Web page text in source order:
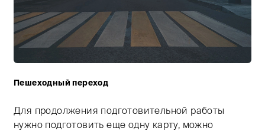
Тифлокомментарий: цветная фотография
Пешеходный переход
Для продолжения подготовительной работы
нужно подготовить еще одну карту, можно